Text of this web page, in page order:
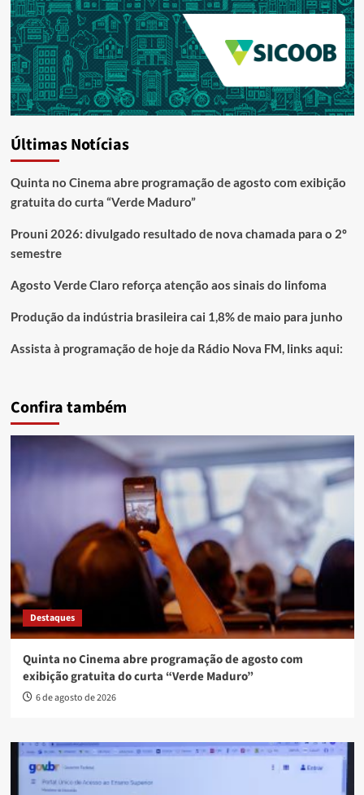
Últimas Notícias
Quinta no Cinema abre programação de agosto com exibição
gratuita do curta “Verde Maduro”
Prouni 2026: divulgado resultado de nova chamada para o 2º
semestre
Agosto Verde Claro reforça atenção aos sinais do linfoma
Produção da indústria brasileira cai 1,8% de maio para junho
Assista à programação de hoje da Rádio Nova FM, links aqui:
Confira também
Destaques
Quinta no Cinema abre programação de agosto com
exibição gratuita do curta “Verde Maduro”
6 de agosto de 2026